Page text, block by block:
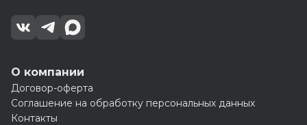
О компании
Договор-оферта
Соглашение на обработку персональных данных
Контакты